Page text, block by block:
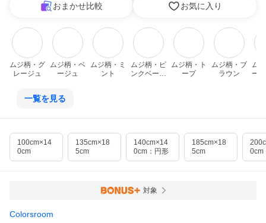
おまかせ比較 お気に入り
ムジ柄・グ
レージュ
ムジ柄・ベ
ージュ
ムジ柄・ミ
ント
ムジ柄・ピ
ンクベージ
ムジ柄・ト
ープ
ムジ柄・ブ
ラウン
ム
ー
一覧を見る
100cm×14
0cm
135cm×18
5cm
140cm×14
0cm：円形
185cm×18
5cm
0cm
対象
Colorsroom